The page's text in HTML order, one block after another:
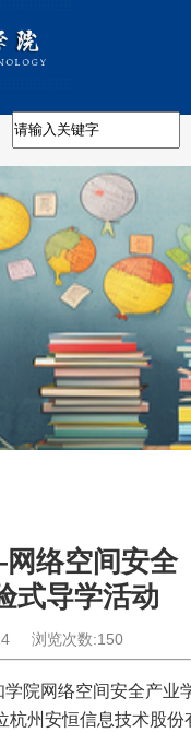
络空间安全
式导学活动
浏览次数:150
学院网络空间安全产业
州安恒信息技术股